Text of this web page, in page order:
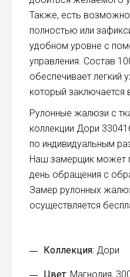
Также, есть
полностью или
удобном уровне с
управления. Состав
обеспечивает легкий
который заключается
Рулонные жалюзи с
коллекции Дори
по индивидуальным
Наш замерщик может
день обращения с
Замер рулонных
осуществляется
Коллекция: Дори
Цвет: Магнолия,